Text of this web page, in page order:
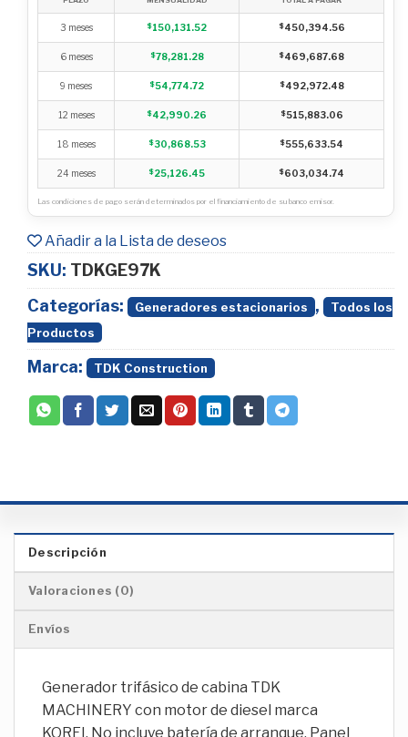
3 meses $150,131.52 $450,394.56
6 meses $78,281.28 $469,687.68
9 meses $54,774.72 $492,972.48
12 meses $42,990.26 $515,883.06
18 meses $30,868.53 $555,633.54
24 meses $25,126.45 $603,034.74
Las condiciones de pago serán determinados por el financiamiento de su banco emisor.
Añadir a la Lista de deseos
SKU: TDKGE97K
Categorías:
Generadores estacionarios ,
Todos los
Productos
Marca: TDK Construction
Descripción
Valoraciones (0)
Envíos
Generador trifásico de cabina TDK
MACHINERY con motor de diesel marca
KOREI. No incluye batería de arranque. Panel